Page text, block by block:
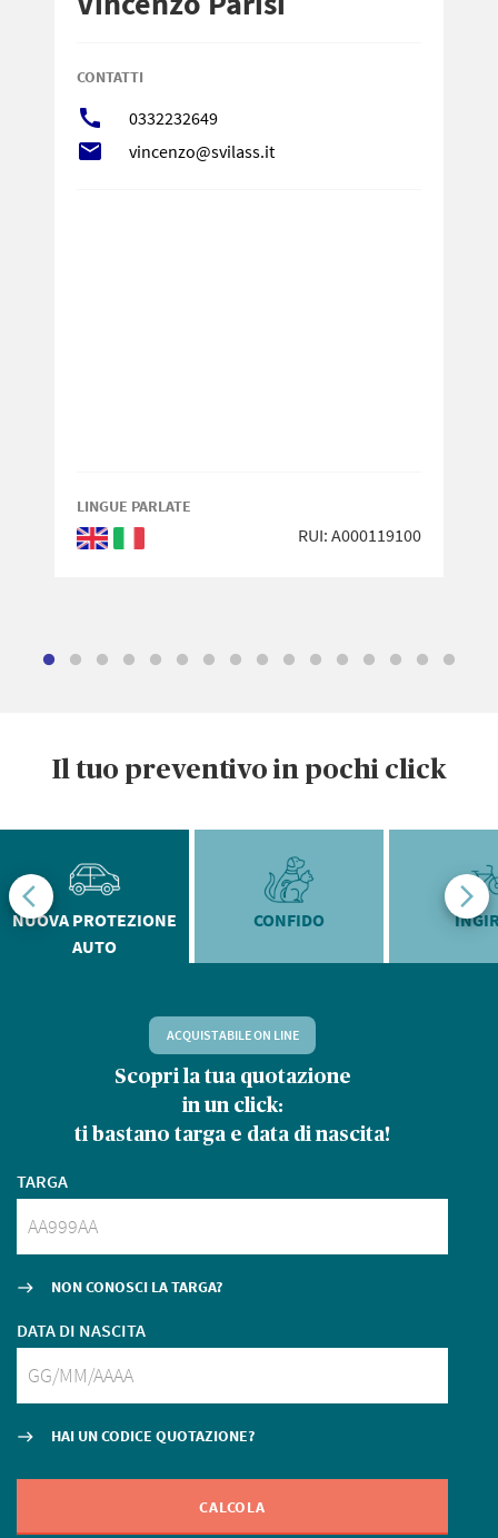
CONTATTI
call 0332232649
local_post_office vincenzo@svilass.it
LINGUE PARLATE
RUI: A000119100
Il tuo preventivo in pochi click
NUOVA PROTEZIONE
AUTO
CONFIDO
ACQUISTABILE ON LINE
Scopri la tua quotazione
in un click:
ti bastano targa e data di nascita!
TARGA
east NON CONOSCI LA TARGA?
DATA DI NASCITA
east HAI UN CODICE QUOTAZIONE?
CALCOLA